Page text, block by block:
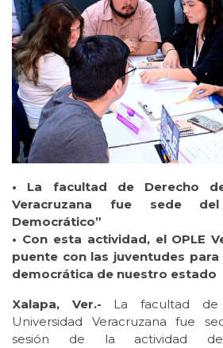
• La facultad de Derecho
Veracruzana fue sede
Democrático”
• Con esta actividad, el OPLE
puente con las juventudes
democrática de nuestro estado
Xalapa, Ver.- La facultad
Universidad Veracruzana fue
sesión de la actividad